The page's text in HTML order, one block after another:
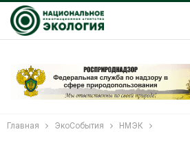
Главная ЭкоСобытия НМЭК